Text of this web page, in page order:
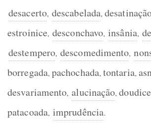
desacerto, descabelada,
estroinice, desconchavo, insânia,
destempero, descomedimento,
borregada, pachochada, tontaria,
desvariamento, alucinação,doudice
patacoada, imprudência.